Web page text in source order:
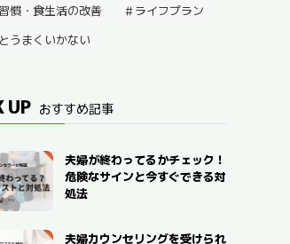
慣・食生活の改善
ライフプラン
うまくいかない
UP おすすめ記事
夫婦が終わってるかチェック！
危険なサインと今すぐできる対
処法
夫婦カウンセリングを受けられ